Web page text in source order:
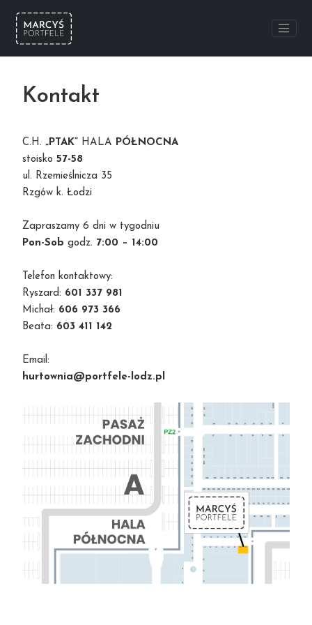
Kontakt
C.H. „PTAK” HALA PÓŁNOCNA
stoisko 57-58
ul. Rzemieślnicza 35
Rzgów k. Łodzi
Zapraszamy 6 dni w tygodniu
Pon-Sob godz. 7:00 – 14:00
Telefon kontaktowy:
Ryszard: 601 337 981
Michał: 606 973 366
Beata: 603 411 142
Email:
hurtownia@portfele-lodz.pl